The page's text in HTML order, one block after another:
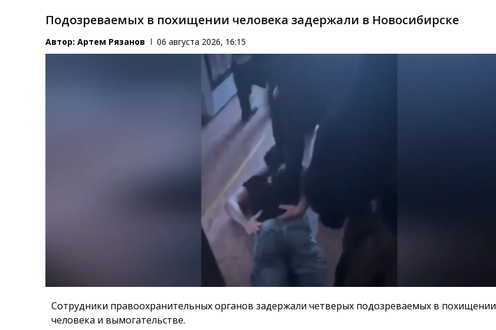
Подозреваемых в похищении человека задержали в Новосибирске
Автор:Артем Рязанов 06 августа 2026, 16:15
Сотрудники правоохранительных органов задержали четверых подозреваемых в похищении
человека и вымогательстве.